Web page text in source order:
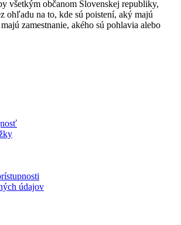
všetkým občanom Slovenskej republiky,
ohľadu na to, kde sú poistení, aký majú
zamestnanie, akého sú pohlavia alebo
údajov